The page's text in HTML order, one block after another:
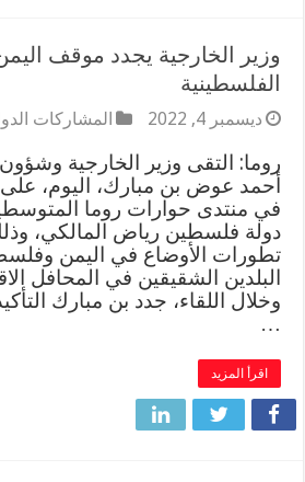
وزير الخارجية يجدد موقف
الفلسطينية
ديسمبر 4, 2022 المشاركات
روما: التقى وزير الخارجية وشؤون
أحمد عوض بن مبارك، اليوم،
في منتدى حوارات روما
دولة فلسطين رياض المالكي،
تطورات الأوضاع في اليمن
البلدين الشقيقين في المحافل
وخلال اللقاء، جدد بن مبارك
…
اقرأ المزيد